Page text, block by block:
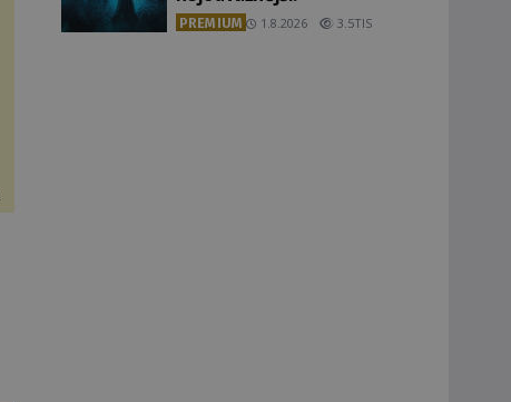
PREMIUM 1.8.2026 3.5TIS